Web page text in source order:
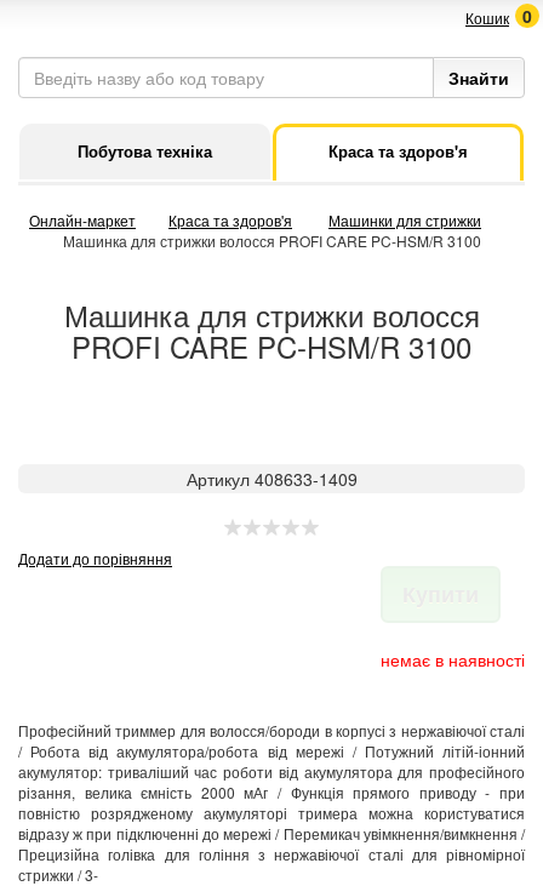
Кошик 0
Побутова техніка Краса та здоров'я
Онлайн-маркет Краса та здоров'я
Машинки для стрижки
Машинка для стрижки волосся PROFI CARE PC-HSM/R 3100
Машинка для стрижки волосся
PROFI CARE PC-HSM/R 3100
Артикул 408633-1409
Додати до порівняння
немає в наявності
Професійний триммер для волосся/бороди в корпусі з нержавіючої сталі
/ Робота від акумулятора/робота від мережі / Потужний літій-іонний
акумулятор: триваліший час роботи від акумулятора для професійного
різання, велика ємність 2000 мАг / Функція прямого приводу - при
повністю розрядженому акумуляторі тримера можна користуватися
відразу ж при підключенні до мережі / Перемикач увімкнення/вимкнення /
Прецизійна голівка для гоління з нержавіючої сталі для рівномірної
стрижки / 3-